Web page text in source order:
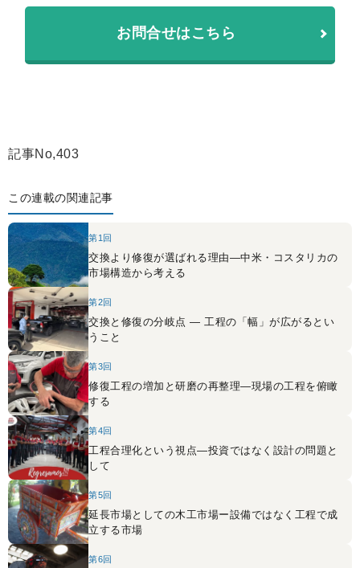
お問合せはこちら
記事No,403
この連載の関連記事
第1回
交換より修復が選ばれる理由―中米・コスタリカの
市場構造から考える
第2回
交換と修復の分岐点 ― 工程の「幅」が広がるとい
うこと
第3回
修復工程の増加と研磨の再整理―現場の工程を俯瞰
する
第4回
工程合理化という視点―投資ではなく設計の問題と
して
第5回
延長市場としての木工市場ー設備ではなく工程で成
立する市場
第6回